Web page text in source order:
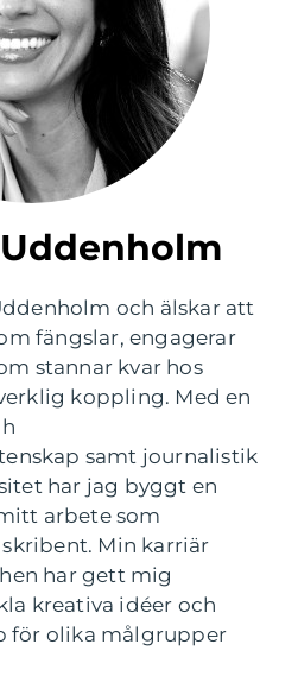
Uddenholm
och älskar att
fängslar, engagerar
stannar kvar hos
koppling. Med en
samt journalistik
har jag byggt en
arbete som
Min karriär
har gett mig
kreativa idéer och
för olika målgrupper